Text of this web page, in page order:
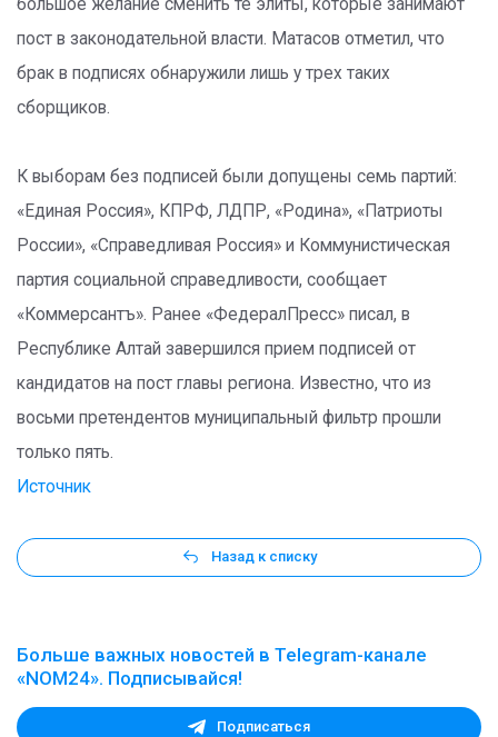
большое желание сменить те элиты, которые занимают
пост в законодательной власти. Матасов отметил, что
брак в подписях обнаружили лишь у трех таких
сборщиков.
К выборам без подписей были допущены семь партий:
«Единая Россия», КПРФ, ЛДПР, «Родина», «Патриоты
России», «Справедливая Россия» и Коммунистическая
партия социальной справедливости, сообщает
«Коммерсантъ». Ранее «ФедералПресс» писал, в
Республике Алтай завершился прием подписей от
кандидатов на пост главы региона. Известно, что из
восьми претендентов муниципальный фильтр прошли
только пять.
Источник
Назад к списку
Больше важных новостей в Telegram-канале
«NOM24». Подписывайся!
Подписаться